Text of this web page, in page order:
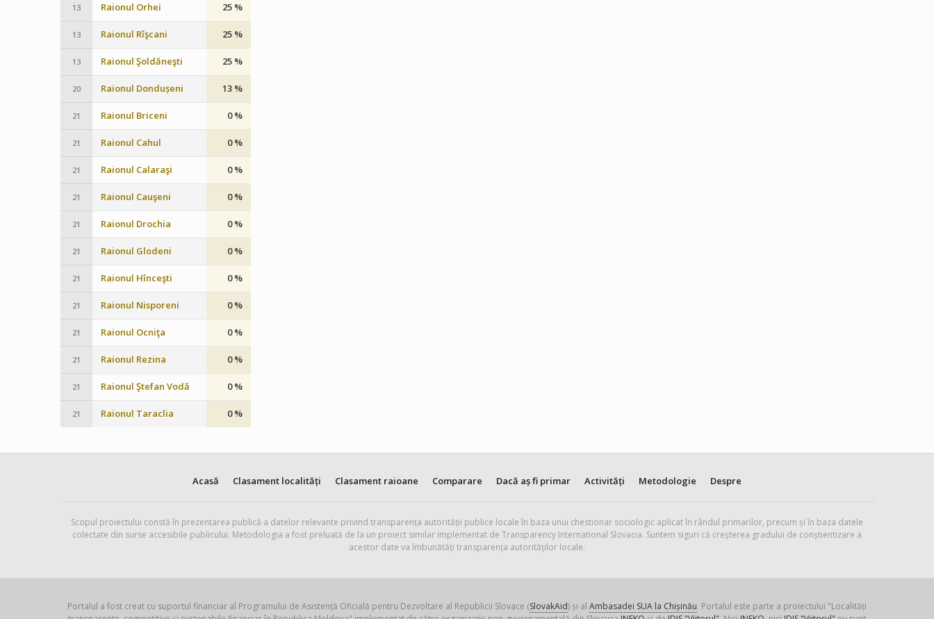
13 Raionul Orhei 25 %
13 Raionul Rîşcani 25 %
13 Raionul Şoldăneşti 25 %
20 Raionul Dondușeni 13 %
21 Raionul Briceni 0 %
21 Raionul Cahul 0 %
21 Raionul Calaraşi 0 %
21 Raionul Cauşeni 0 %
21 Raionul Drochia 0 %
21 Raionul Glodeni 0 %
21 Raionul Hînceşti 0 %
21 Raionul Nisporeni 0 %
21 Raionul Ocniţa 0 %
21 Raionul Rezina 0 %
21 Raionul Ştefan Vodă 0 %
21 Raionul Taraclia 0 %
Acasă Clasament localități Clasament raioane Comparare Dacă aș fi primar Activități Metodologie Despre
Scopul proiectului constă în prezentarea publică a datelor relevante privind transparența autorității publice locale în baza unui chestionar sociologic aplicat în rândul primarilor, precum și în baza datele
colectate din surse accesibile publicului. Metodologia a fost preluată de la un proiect similar implementat de Transparency International Slovacia. Suntem siguri că creșterea gradului de conștientizare a
acestor date va îmbunătăți transparența autorităților locale.
Portalul a fost creat cu suportul financiar al Programului de Asistență Oficială pentru Dezvoltare al Republicii Slovace (SlovakAid) și al Ambasadei SUA la Chișinău. Portalul este parte a proiectului "Localități